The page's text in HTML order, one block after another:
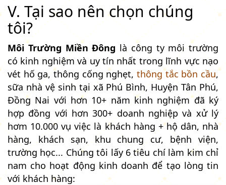
V. Tại sao nên chọn chúng
tôi?
Môi Trường Miền Đông là công ty môi trường
có kinh nghiệm và uy tín nhất trong lĩnh vực nạo
vét hố ga, thông cống nghẹt, thông tắc bồn cầu,
sữa nhà vệ sinh tại xã Phú Bình, Huyện Tân Phú,
Đồng Nai với hơn 10+ năm kinh nghiệm đã ký
hợp đồng với hơn 300+ doanh nghiệp và xử lý
hơm 10.000 vụ việc là khách hàng + hộ dân, nhà
hàng, khách sạn, khu chung cư, bệnh viện,
trường học... Chúng tôi lấy 6 tiêu chí làm kim chỉ
nam cho hoạt động kinh doanh để tạo lòng tin
với khách hàng: